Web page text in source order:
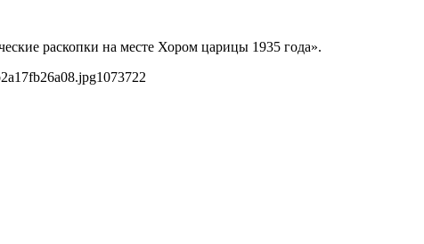
раскопки на месте Хором царицы 1935 года».
1073722